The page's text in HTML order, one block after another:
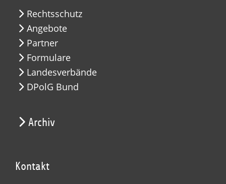
Rechtsschutz
Angebote
Partner
Formulare
Landesverbände
DPolG Bund
Archiv
Kontakt